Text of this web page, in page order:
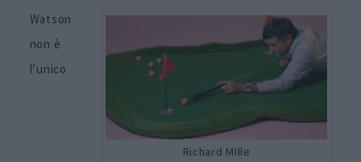
Richard MIlle
Watson
non è
l’unico